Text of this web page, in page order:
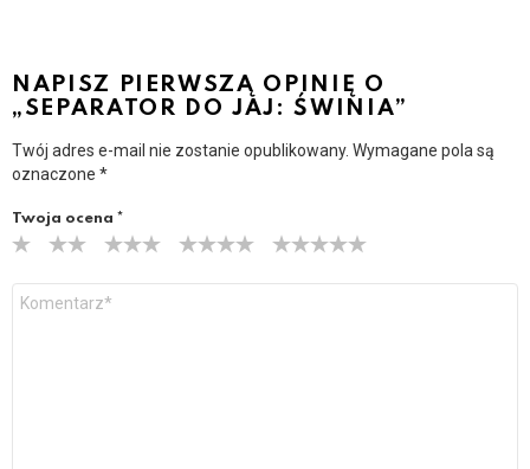
NAPISZ PIERWSZĄ OPINIĘ O
„SEPARATOR DO JAJ: ŚWINIA”
Twój adres e-mail nie zostanie opublikowany. Wymagane pola są
oznaczone *
Twoja ocena *
o